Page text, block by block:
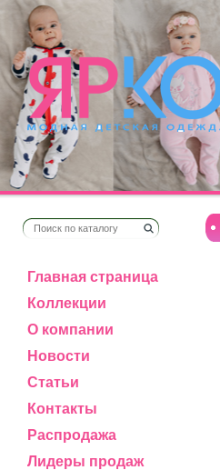
Главная страница
Коллекции
О компании
Новости
Статьи
Контакты
Распродажа
Лидеры продаж